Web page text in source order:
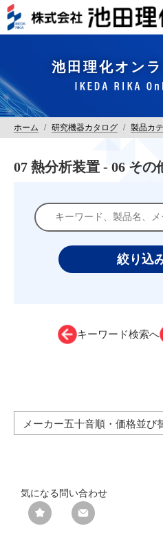
池田理化オン
ホーム / 研究機器カタログ / 製品カ
07 熱分析装置 - 06 その
キーワード検索へ
気になる 問い合わせ